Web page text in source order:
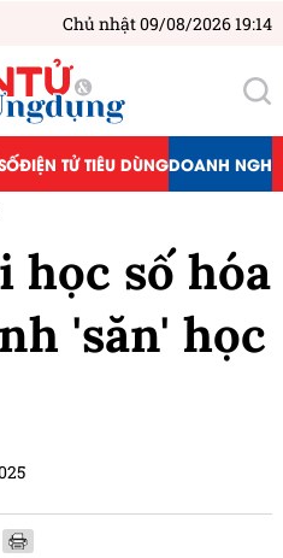
Chủ nhật 09/08/2026 19:14
ĐIỆN TỬ TIÊU DÙNGDOANH
số hóa
'săn' học